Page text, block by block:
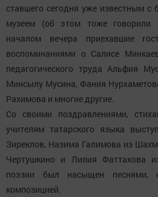
ставшего сегодня уже известным
музеем (об этом тоже говорили
началом вечера приехавшие
воспоминаниями о Салисе
педагогического труда Альфия
Минсылу Мусина, Фания
Рахимова и многие другие.
Со своими поздравлениями,
учителям татарского языка
Зиреклов, Назима Галимова из
Чертушкино и Лилия Фаттахова
поэзии был насыщен песнями,
композицией.